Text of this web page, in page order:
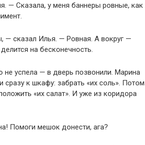
— Сказала, у меня баннеры ровные, как
— сказал Илья. — Ровная. А вокруг —
на бесконечность.
не успела — в дверь позвонили. Марина
сразу к шкафу: забрать «их соль». Потом
«их салат». И уже из коридора
Помоги мешок донести, ага?